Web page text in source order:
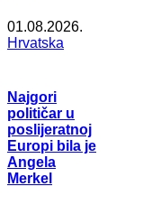
01.08.2026.
Hrvatska
Najgori
političar u
poslijeratnoj
Europi bila je
Angela
Merkel